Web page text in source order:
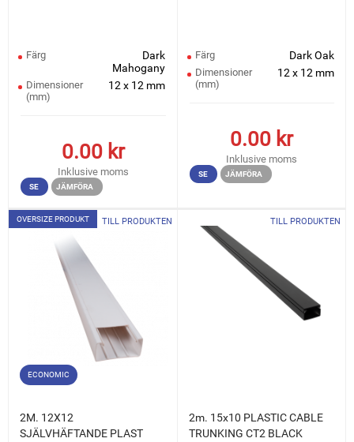
Färg
Dark
Mahogany
Dimensioner
(mm)
12 x 12 mm
0.00kr
Inklusive moms
SE JÄMFÖRA
Färg Dark Oak
Dimensioner
(mm)
12 x 12 mm
0.00 kr
Inklusive moms
SE JÄMFÖRA
OVERSIZE PRODUKT TILL PRODUKTEN
ECONOMIC
2M. 12X12
SJÄLVHÄFTANDE PLAST
TILL PRODUKTEN
2m. 15x10 PLASTIC CABLE
TRUNKING CT2 BLACK